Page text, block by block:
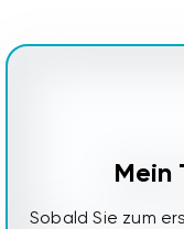
Mein
Sobald Sie zum